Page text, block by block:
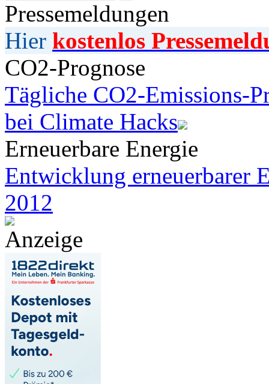
Pressemeldungen
Hier kostenlos
CO2-Prognose
Tägliche CO2-Emissions-
bei Climate Hacks
Erneuerbare Energie
Entwicklung erneuerbarer
2012
Anzeige